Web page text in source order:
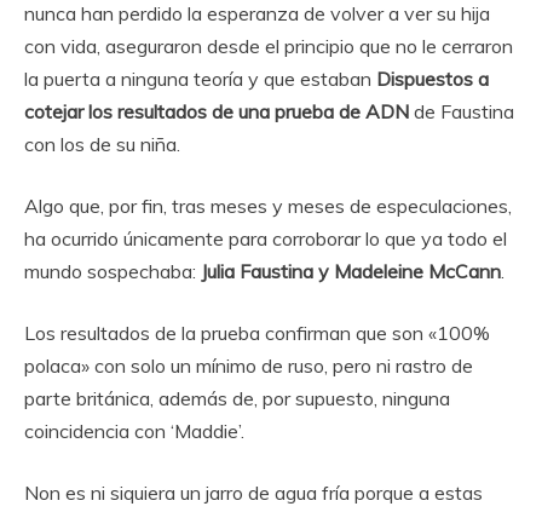
nunca han perdido la esperanza de volver a ver su hija
con vida, aseguraron desde el principio que no le cerraron
la puerta a ninguna teoría y que estaban Dispuestos a
cotejar los resultados de una prueba de ADN de Faustina
con los de su niña.
Algo que, por fin, tras meses y meses de especulaciones,
ha ocurrido únicamente para corroborar lo que ya todo el
mundo sospechaba: Julia Faustina y Madeleine McCann.
Los resultados de la prueba confirman que son «100%
polaca» con solo un mínimo de ruso, pero ni rastro de
parte británica, además de, por supuesto, ninguna
coincidencia con ‘Maddie’.
Non es ni siquiera un jarro de agua fría porque a estas